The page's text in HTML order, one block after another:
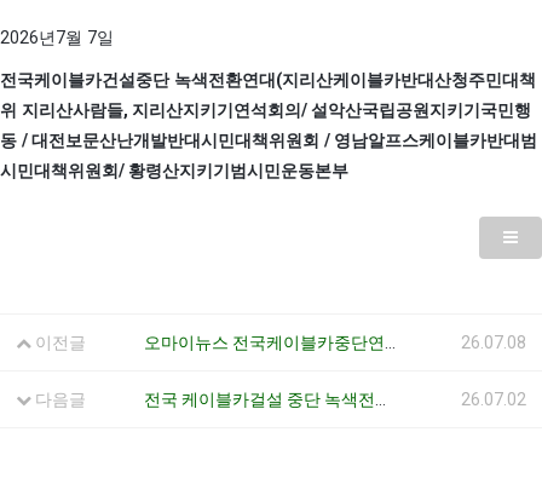
2026년 7월 7일
전국케이블카건설중단 녹색전환연대 (지리산케이블카반대산청주민대책
위 지리산사람들, 지리산지키기연석회의 / 설악산국립공원지키기국민행
동 / 대전보문산난개발반대시민대책위원회 / 영남알프스케이블카반대범
시민대책위원회 / 황령산지키기범시민운동본부
이전글 26.07.08
다음글 26.07.02